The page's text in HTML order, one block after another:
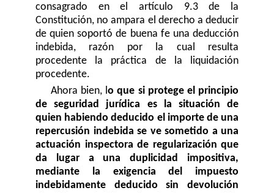
consagrado en el artículo 9.3 de la
Constitución, no ampara el derecho a deducir
de quien soportó de buena fe una deducción
indebida, razón por la cual resulta
procedente la práctica de la liquidación
procedente.
Ahora bien, lo que si protege el principio
de seguridad jurídica es la situación de
quien habiendo deducido el importe de una
repercusión indebida se ve sometido a una
actuación inspectora de regularización que
da lugar a una duplicidad impositiva,
mediante la exigencia del impuesto
indebidamente deducido sin devolución